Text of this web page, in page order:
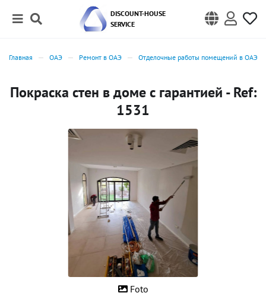
DISCOUNT-HOUSE
SERVICE
Главная ОАЭ Ремонт в ОАЭ Отделочные работы помещений в ОАЭ
Покраска стен в доме с гарантией - Ref:
1531
Foto